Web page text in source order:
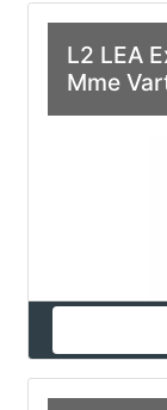
L2 LEA
Mme